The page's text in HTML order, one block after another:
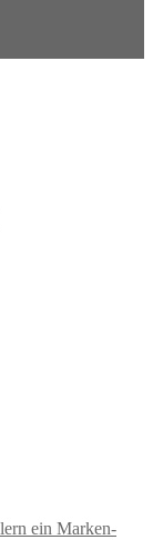
ein Marken-